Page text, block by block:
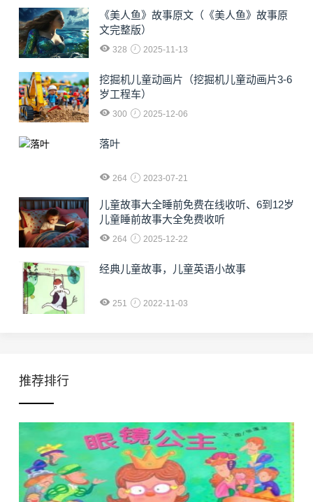
《美人鱼》故事原文（《美人鱼》故事原
文完整版）
328 2025-11-13
挖掘机儿童动画片（挖掘机儿童动画片3-6
岁工程车）
300 2025-12-06
落叶
264 2023-07-21
儿童故事大全睡前免费在线收听、6到12岁
儿童睡前故事大全免费收听
264 2025-12-22
经典儿童故事，儿童英语小故事
251 2022-11-03
推荐排行